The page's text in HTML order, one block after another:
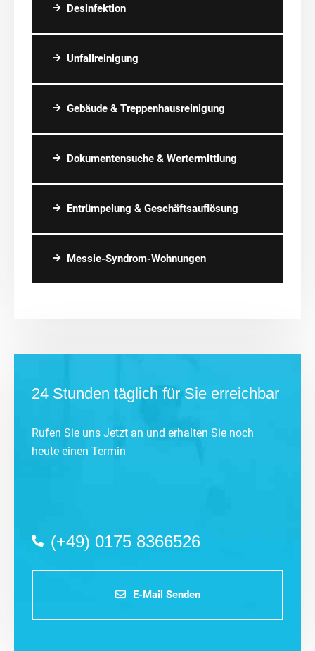
Desinfektion
Unfallreinigung
Gebäude & Treppenhausreinigung
Dokumentensuche & Wertermittlung
Entrümpelung & Geschäftsauflösung
Messie-Syndrom-Wohnungen
24 Stunden täglich für Sie erreichbar
Rufen Sie uns Jetzt an und erhalten Sie noch
heute einen Termin
(+49) 0175 8366526
E-Mail Senden